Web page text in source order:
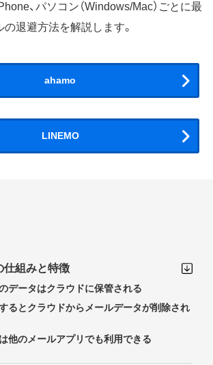
、パソコン（Windows/Mac）ごとに最
退避方法を解説します。
ahamo
LINEMO
仕組みと特徴
データはクラウドに保管される
るとクラウドからメールデータが削除され
他のメールアプリでも利用できる